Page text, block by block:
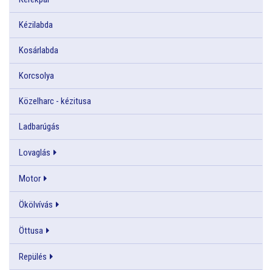
Kézilabda
Kosárlabda
Korcsolya
Közelharc - kézitusa
Ladbarúgás
Lovaglás
Motor
Ökölvívás
Öttusa
Repülés